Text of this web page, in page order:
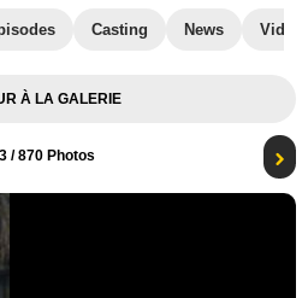
Casting News
À LA GALERIE
/ 870 Photos